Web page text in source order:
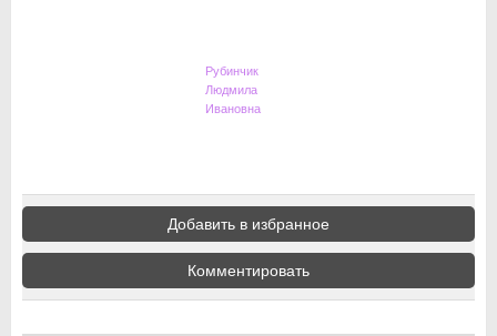
Рубинчик
Людмила
Ивановна
Добавить в избранное
Комментировать